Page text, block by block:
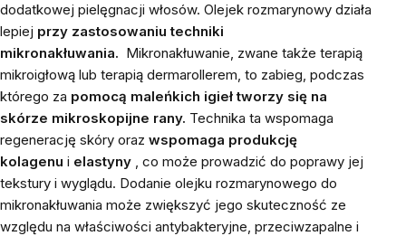
dodatkowej pielęgnacji włosów. Olejek rozmarynowy działa
lepiej przy zastosowaniu techniki
mikronakłuwania. Mikronakłuwanie, zwane także terapią
mikroigłową lub terapią dermarollerem, to zabieg, podczas
którego za pomocą maleńkich igieł tworzy się na
skórze mikroskopijne rany. Technika ta wspomaga
regenerację skóry oraz wspomaga produkcję
kolagenu i elastyny , co może prowadzić do poprawy jej
tekstury i wyglądu. Dodanie olejku rozmarynowego do
mikronakłuwania może zwiększyć jego skuteczność ze
względu na właściwości antybakteryjne, przeciwzapalne i